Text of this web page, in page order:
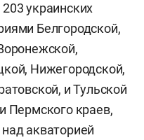
украинских
Белгородской,
Нижегородской,
и Тульской
Пермского краев,
акваторией